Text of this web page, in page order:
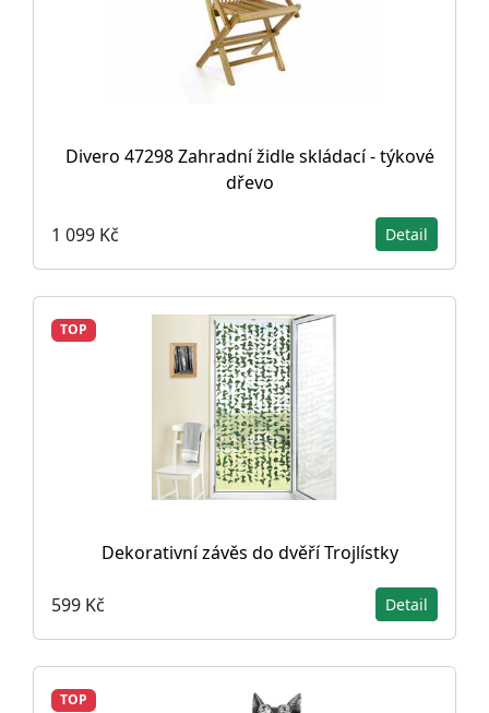
Divero 47298 Zahradní židle skládací - týkové
dřevo
1 099 Kč Detail
TOP
Dekorativní závěs do dvěří Trojlístky
599 Kč Detail
TOP